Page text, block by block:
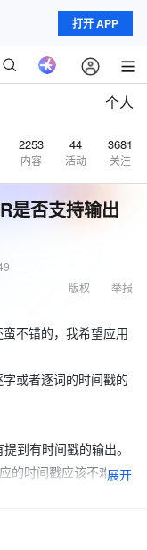
打开 APP
个人
2253
内容
44
活动
3681
关注
是否支持输出
举报
版权
蛮不错的，我希望应用
或者逐词的时间戳的
到有时间戳的输出。
的时间戳应该不难，
展开